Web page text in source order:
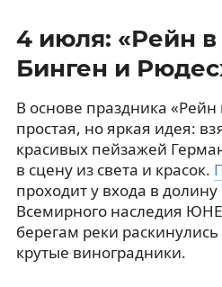
4 июля: «Рейн в
Бинген и
В основе праздника «Рейн
простая, но яркая идея:
красивых пейзажей
в сцену из света и красок.
проходит у входа в
Всемирного наследия
берегам реки
крутые виноградники.